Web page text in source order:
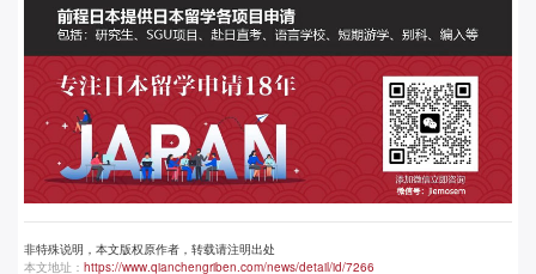
非特殊说明，本文版权原作者，转载请注明出处
本文地址： https://www.qianchengriben.com/news/detail/id/7266